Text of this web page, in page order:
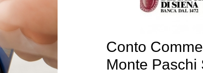
Conto
Monte Paschi